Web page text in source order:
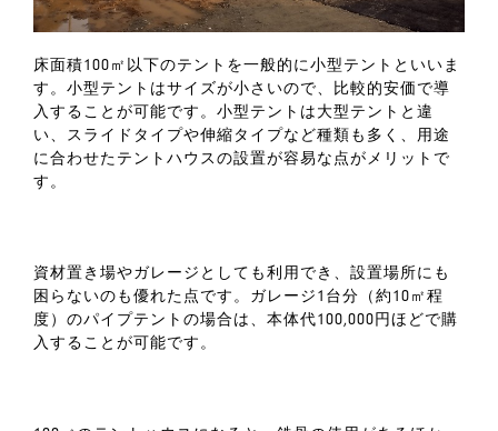
床面積100㎡以下のテントを一般的に小型テントといいま
す。小型テントはサイズが小さいので、比較的安価で導
入することが可能です。小型テントは大型テントと違
い、スライドタイプや伸縮タイプなど種類も多く、用途
に合わせたテントハウスの設置が容易な点がメリットで
す。
資材置き場やガレージとしても利用でき、設置場所にも
困らないのも優れた点です。ガレージ1台分（約10㎡程
度）のパイプテントの場合は、本体代100,000円ほどで購
入することが可能です。